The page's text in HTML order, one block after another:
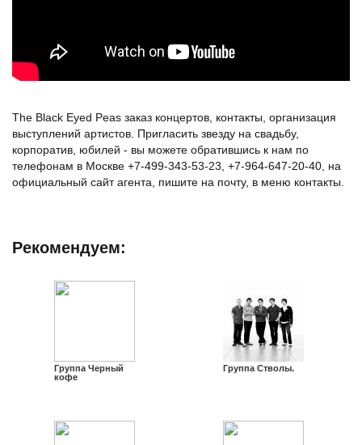
The Black Eyed Peas заказ концертов, контакты, организация
выступлений артистов. Пригласить звезду на свадьбу,
корпоратив, юбилей - вы можете обратившись к нам по
телефонам в Москве +7-499-343-53-23, +7-964-647-20-40, на
официальный сайт агента, пишите на почту, в меню контакты.
Рекомендуем:
Группа Черный
кофе
Группа Стволы.